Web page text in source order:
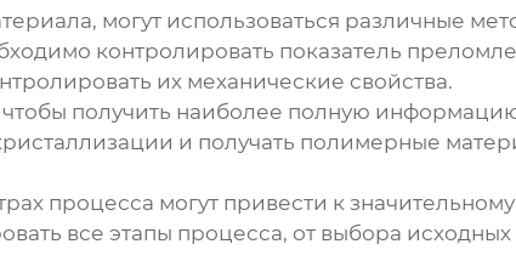
могут использоваться различные
контролировать показатель
их механические свойства.
получить наиболее полную
и получать полимерные
процесса могут привести к
все этапы процесса, от выбора